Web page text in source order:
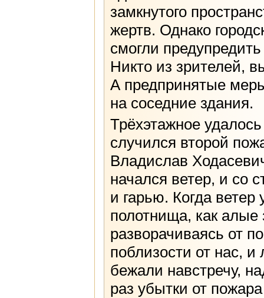
замкнутого
жертв. Однако
смогли
Никто из зрителей,
А предпринятые
на соседние здания.
Трёхэтажное
случился второй
Владислав
начался ветер, и со
и гарью. Когда ветер
полотнища, как
разворачиваясь от
поблизости от нас,
бежали навстречу,
раз убытки от